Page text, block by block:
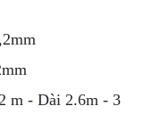
m - Dài 2.6m - 3